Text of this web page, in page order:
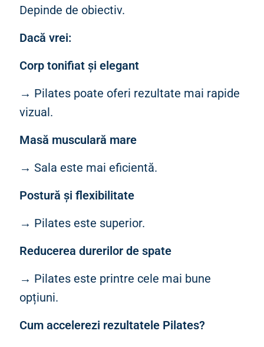
Depinde de obiectiv.
Dacă vrei:
Corp tonifiat și elegant
→ Pilates poate oferi rezultate mai rapide
vizual.
Masă musculară mare
→ Sala este mai eficientă.
Postură și flexibilitate
→ Pilates este superior.
Reducerea durerilor de spate
→ Pilates este printre cele mai bune
opțiuni.
Cum accelerezi rezultatele Pilates?